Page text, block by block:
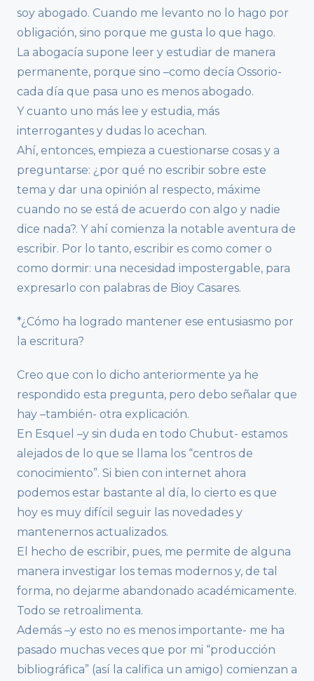
soy abogado. Cuando me levanto no lo hago por
obligación, sino porque me gusta lo que hago.
La abogacía supone leer y estudiar de manera
permanente, porque sino –como decía Ossorio-
cada día que pasa uno es menos abogado.
Y cuanto uno más lee y estudia, más
interrogantes y dudas lo acechan.
Ahí, entonces, empieza a cuestionarse cosas y a
preguntarse: ¿por qué no escribir sobre este
tema y dar una opinión al respecto, máxime
cuando no se está de acuerdo con algo y nadie
dice nada?. Y ahí comienza la notable aventura de
escribir. Por lo tanto, escribir es como comer o
como dormir: una necesidad impostergable, para
expresarlo con palabras de Bioy Casares.
*¿Cómo ha logrado mantener ese entusiasmo por
la escritura?
Creo que con lo dicho anteriormente ya he
respondido esta pregunta, pero debo señalar que
hay –también- otra explicación.
En Esquel –y sin duda en todo Chubut- estamos
alejados de lo que se llama los “centros de
conocimiento”. Si bien con internet ahora
podemos estar bastante al día, lo cierto es que
hoy es muy difícil seguir las novedades y
mantenernos actualizados.
El hecho de escribir, pues, me permite de alguna
manera investigar los temas modernos y, de tal
forma, no dejarme abandonado académicamente.
Todo se retroalimenta.
Además –y esto no es menos importante- me ha
pasado muchas veces que por mi “producción
bibliográfica” (así la califica un amigo) comienzan a